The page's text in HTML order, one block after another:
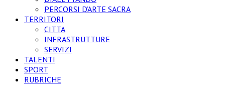
PERCORSI D’ARTE SACRA
TERRITORI
CITTA
INFRASTRUTTURE
SERVIZI
TALENTI
SPORT
RUBRICHE